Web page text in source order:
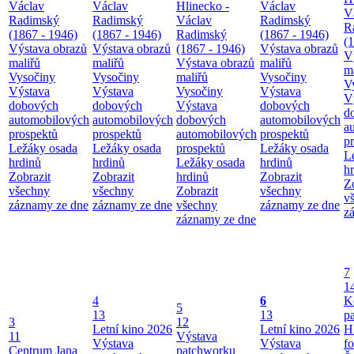
Václav
Radimský
(1867 - 1946)
Výstava obrazů
maliřů
Vysočiny
Výstava
dobových
automobilových
prospektů
Ležáky osada
hrdinů
Zobrazit
všechny
záznamy ze dne
Václav
Radimský
(1867 - 1946)
Výstava obrazů
maliřů
Vysočiny
Výstava
dobových
automobilových
prospektů
Ležáky osada
hrdinů
Zobrazit
všechny
záznamy ze dne
Hlinecko -
Václav
Radimský
(1867 - 1946)
Výstava obrazů
maliřů
Vysočiny
Výstava
dobových
automobilových
prospektů
Ležáky osada
hrdinů
Zobrazit
všechny
záznamy ze dne
Václav
Radimský
(1867 - 1946)
Výstava obrazů
maliřů
Vysočiny
Výstava
dobových
automobilových
prospektů
Ležáky osada
hrdinů
Zobrazit
všechny
záznamy ze dne
3
11
Centrum Jana
4
13
Letní kino 2026
Výstava
5
12
Výstava
patchworku
6
13
Letní kino 2026
Výstava
7